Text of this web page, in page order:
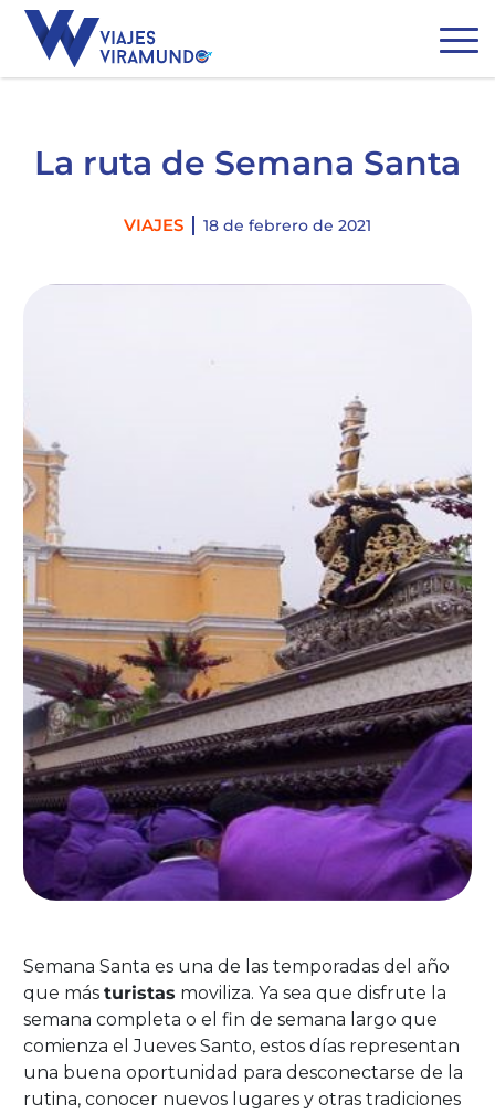
La ruta de Semana Santa
Categories
VIAJES 18 de febrero de 2021
Semana Santa es una de las temporadas del año
que más turistas moviliza. Ya sea que disfrute la
semana completa o el fin de semana largo que
comienza el Jueves Santo, estos días representan
una buena oportunidad para desconectarse de la
rutina, conocer nuevos lugares y otras tradiciones